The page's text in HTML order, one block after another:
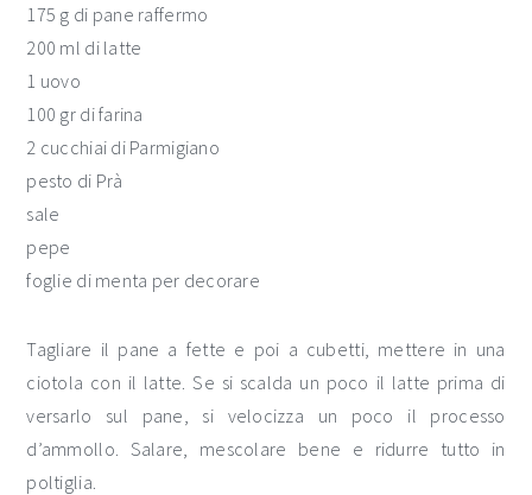
175 g di pane raffermo
200 ml di latte
1 uovo
100 gr di farina
2 cucchiai di Parmigiano
pesto di Prà
sale
pepe
foglie di menta per decorare
Tagliare il pane a fette e poi a cubetti, mettere in una
ciotola con il latte. Se si scalda un poco il latte prima di
versarlo sul pane, si velocizza un poco il processo
d’ammollo. Salare, mescolare bene e ridurre tutto in
poltiglia.